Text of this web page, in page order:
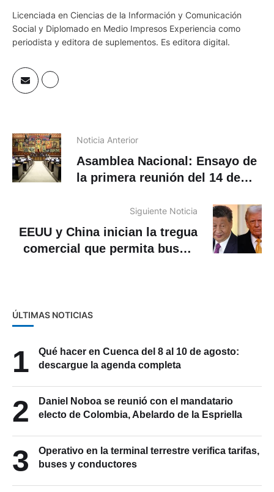
Licenciada en Ciencias de la Información y Comunicación
Social y Diplomado en Medio Impresos Experiencia como
periodista y editora de suplementos. Es editora digital.
Noticia Anterior
Asamblea Nacional: Ensayo de
la primera reunión del 14 de
Siguiente Noticia
EEUU y China inician la tregua
comercial que permita buscar
ÚLTIMAS NOTICIAS
1
Qué hacer en Cuenca del 8 al 10 de agosto:
descargue la agenda completa
2
Daniel Noboa se reunió con el mandatario
electo de Colombia, Abelardo de la Espriella
3
Operativo en la terminal terrestre verifica tarifas,
buses y conductores